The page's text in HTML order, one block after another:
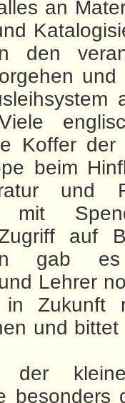
an
den
und
Koffer der
beim
und
auf
gab
Lehrer
in Zukunft
und bittet
der
besonders